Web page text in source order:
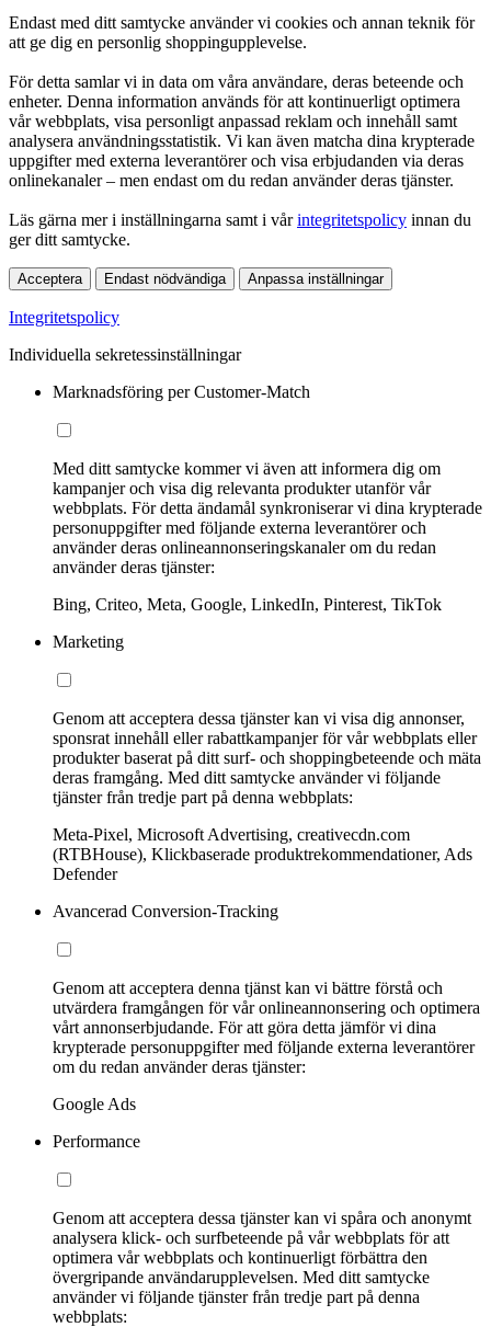
Endast med ditt samtycke använder vi cookies och annan teknik för
att ge dig en personlig shoppingupplevelse.
För detta samlar vi in data om våra användare, deras beteende och
enheter. Denna information används för att kontinuerligt optimera
vår webbplats, visa personligt anpassad reklam och innehåll samt
analysera användningsstatistik. Vi kan även matcha dina krypterade
uppgifter med externa leverantörer och visa erbjudanden via deras
onlinekanaler – men endast om du redan använder deras tjänster.
Läs gärna mer i inställningarna samt i vårintegritetspolicy innan du
ger ditt samtycke.
Acceptera Endast nödvändiga Anpassa inställningar
Integritetspolicy
Individuella sekretessinställningar
Marknadsföring per Customer-Match
Med ditt samtycke kommer vi även att informera dig om
kampanjer och visa dig relevanta produkter utanför vår
webbplats. För detta ändamål synkroniserar vi dina krypterade
personuppgifter med följande externa leverantörer och
använder deras onlineannonseringskanaler om du redan
använder deras tjänster:
Bing, Criteo, Meta, Google, LinkedIn, Pinterest, TikTok
Marketing
Genom att acceptera dessa tjänster kan vi visa dig annonser,
sponsrat innehåll eller rabattkampanjer för vår webbplats eller
produkter baserat på ditt surf- och shoppingbeteende och mäta
deras framgång. Med ditt samtycke använder vi följande
tjänster från tredje part på denna webbplats:
Meta-Pixel, Microsoft Advertising, creativecdn.com
(RTBHouse), Klickbaserade produktrekommendationer, Ads
Defender
Avancerad Conversion-Tracking
Genom att acceptera denna tjänst kan vi bättre förstå och
utvärdera framgången för vår onlineannonsering och optimera
vårt annonserbjudande. För att göra detta jämför vi dina
krypterade personuppgifter med följande externa leverantörer
om du redan använder deras tjänster:
Google Ads
Performance
Genom att acceptera dessa tjänster kan vi spåra och anonymt
analysera klick- och surfbeteende på vår webbplats för att
optimera vår webbplats och kontinuerligt förbättra den
övergripande användarupplevelsen. Med ditt samtycke
använder vi följande tjänster från tredje part på denna
webbplats: